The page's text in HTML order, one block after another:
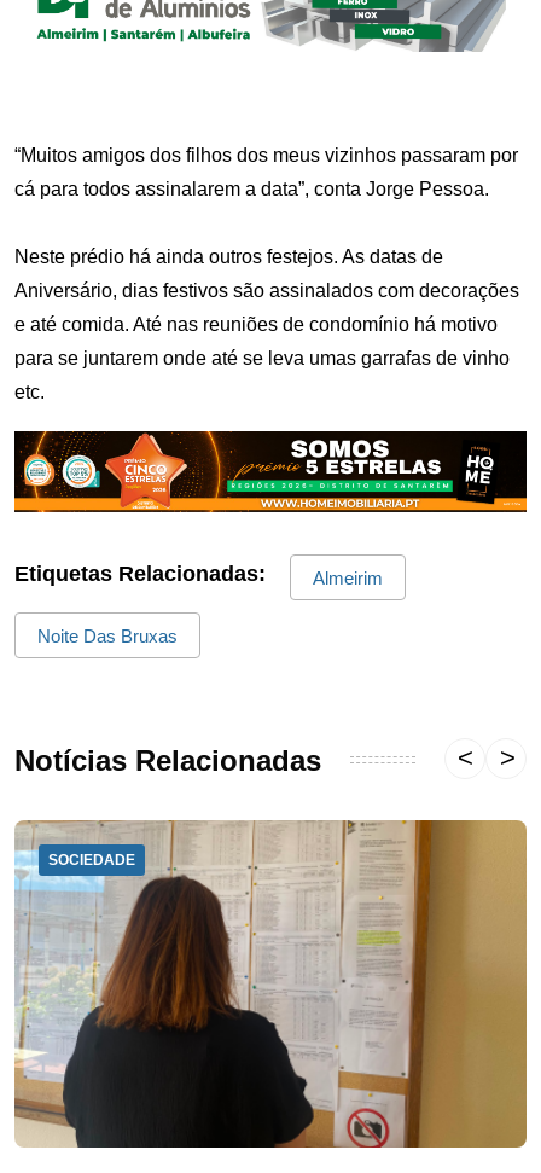
“Muitos amigos dos filhos dos meus vizinhos passaram por
cá para todos assinalarem a data”, conta Jorge Pessoa.
Neste prédio há ainda outros festejos. As datas de
Aniversário, dias festivos são assinalados com decorações
e até comida. Até nas reuniões de condomínio há motivo
para se juntarem onde até se leva umas garrafas de vinho
etc.
Etiquetas Relacionadas: Almeirim
Noite Das Bruxas
Notícias Relacionadas
SOCIEDADE